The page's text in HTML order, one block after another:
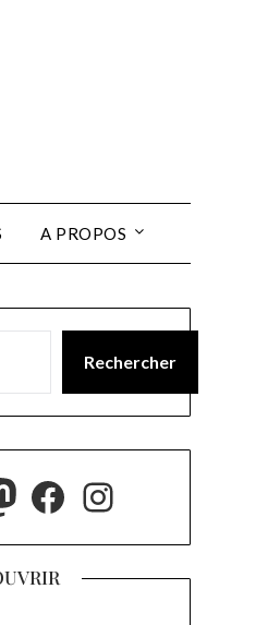
A PROPOS
Rechercher
Facebook
Instagram